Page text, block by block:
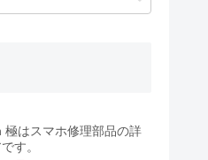
極はスマホ修理部品の詳
す。